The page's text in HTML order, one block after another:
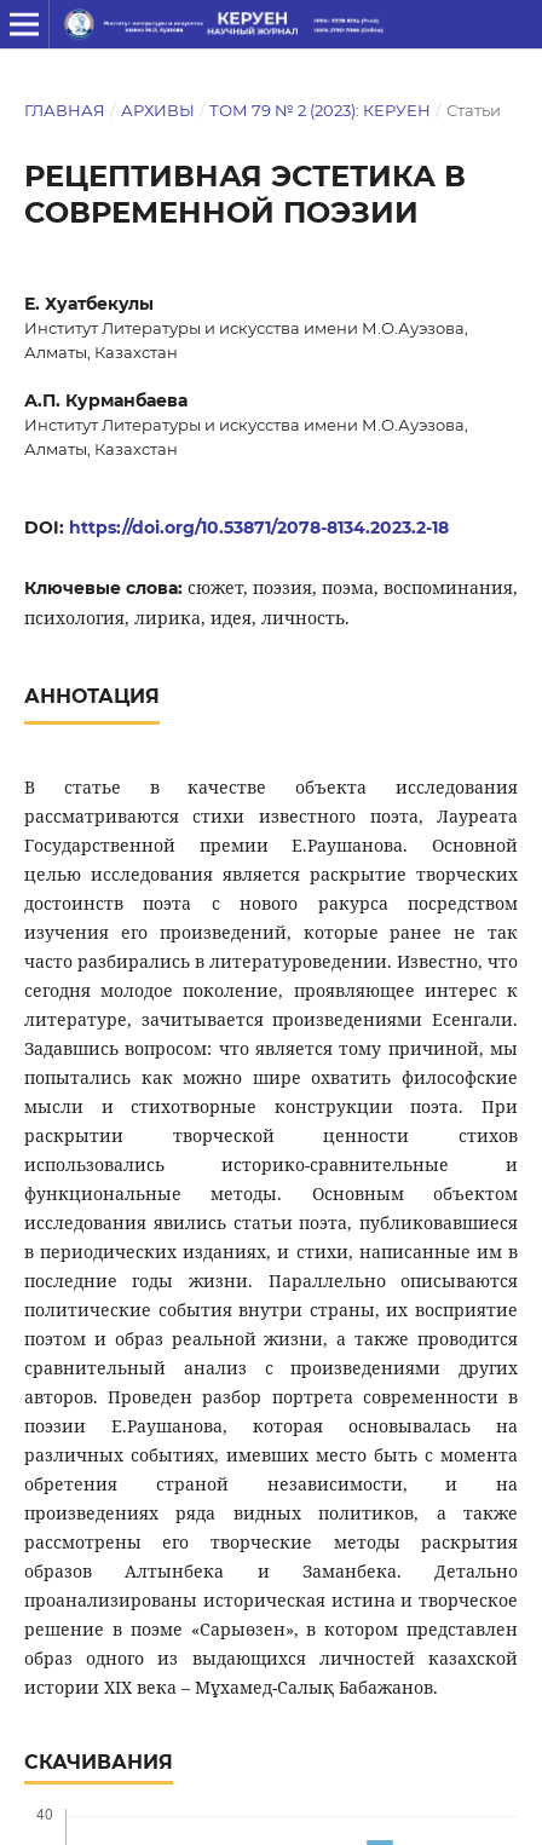
ГЛАВНАЯ / АРХИВЫ / ТОМ 79 № 2 (2023): КЕРУЕН / Статьи
РЕЦЕПТИВНАЯ ЭСТЕТИКА В
СОВРЕМЕННОЙ ПОЭЗИИ
Е. Хуатбекулы
Институт Литературы и искусства имени М.О.Ауэзова,
Алматы, Казахстан
А.П. Курманбаева
Институт Литературы и искусства имени М.О.Ауэзова,
Алматы, Казахстан
DOI: https://doi.org/10.53871/2078-8134.2023.2-18
Ключевые слова: сюжет, поэзия, поэма, воспоминания,
психология, лирика, идея, личность.
АННОТАЦИЯ
В статье в качестве объекта исследования
рассматриваются стихи известного поэта, Лауреата
Государственной премии Е.Раушанова. Основной
целью исследования является раскрытие творческих
достоинств поэта с нового ракурса посредством
изучения его произведений, которые ранее не так
часто разбирались в литературоведении. Известно, что
сегодня молодое поколение, проявляющее интерес к
литературе, зачитывается произведениями Есенгали.
Задавшись вопросом: что является тому причиной, мы
попытались как можно шире охватить философские
мысли и стихотворные конструкции поэта. При
раскрытии творческой ценности стихов
использовались историко-сравнительные и
функциональные методы. Основным объектом
исследования явились статьи поэта, публиковавшиеся
в периодических изданиях, и стихи, написанные им в
последние годы жизни. Параллельно описываются
политические события внутри страны, их восприятие
поэтом и образ реальной жизни, а также проводится
сравнительный анализ с произведениями других
авторов. Проведен разбор портрета современности в
поэзии Е.Раушанова, которая основывалась на
различных событиях, имевших место быть с момента
обретения страной независимости, и на
произведениях ряда видных политиков, а также
рассмотрены его творческие методы раскрытия
образов Алтынбека и Заманбека. Детально
проанализированы историческая истина и творческое
решение в поэме «Сарыөзен», в котором представлен
образ одного из выдающихся личностей казахской
истории ХІХ века – Мұхамед-Салық Бабажанов.
СКАЧИВАНИЯ